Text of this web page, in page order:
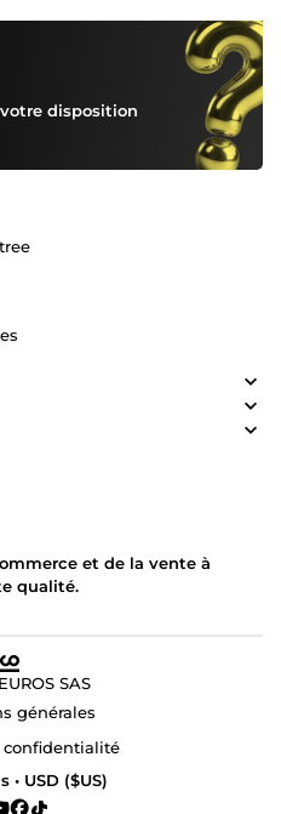
disposition
et de la vente à
qualité.
SAS
générales
• USD ($US)